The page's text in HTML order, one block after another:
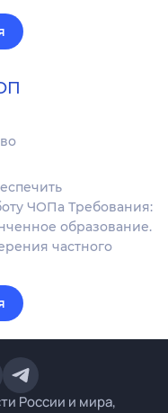
ЧОПа Требования:
образование.
частного
России и мира,